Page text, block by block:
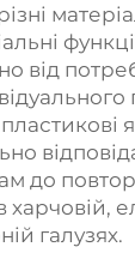
від
до
харчовій,
галузях.